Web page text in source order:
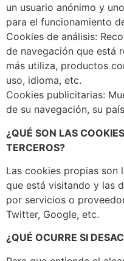
un usuario anónimo y
para el funcionamiento
Cookies de análisis:
de navegación que está
más utiliza, productos
uso, idioma, etc.
Cookies publicitarias:
de su navegación, su
¿QUÉ SON LAS
TERCEROS?
Las cookies propias son
que está visitando y las
por servicios o
Twitter, Google, etc.
¿QUÉ OCURRE SI